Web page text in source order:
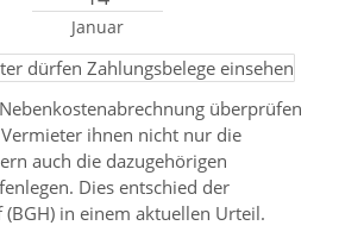
Januar
überprüfen
ihnen nicht nur die
auch die dazugehörigen
Dies entschied der
in einem aktuellen Urteil.